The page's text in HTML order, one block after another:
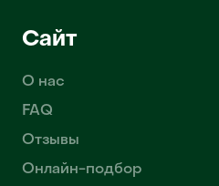
Сайт
О нас
FAQ
Отзывы
Онлайн-подбор